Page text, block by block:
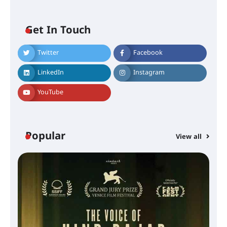
Get In Touch
Twitter Facebook
LinkedIn Instagram
YouTube
Popular View all